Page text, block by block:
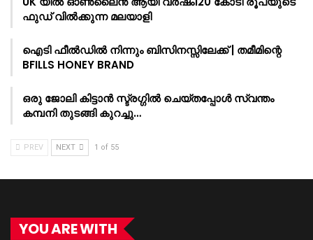
ഫുഡ് വിൽക്കുന്ന മലയാളി
ഐടി ഫീൽഡിൽ നിന്നും ബിസിനസ്സിലേക്ക് | തമീമിന്റെ
BFILLS HONEY BRAND
ഒരു ജോലി കിട്ടാൻ സ്ട്രഗ്ഗിൽ ചെയ്തപ്പോൾ സ്വന്തം
കമ്പനി തുടങ്ങി കുറച്ചു…
PREV NEXT 1 of 55
YOU ARE WITH